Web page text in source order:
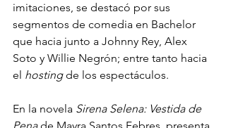
imitaciones, se destacó por sus
segmentos de comedia en Bachelor
que hacia junto a Johnny Rey, Alex
Soto y Willie Negrón; entre tanto hacia
el hosting de los espectáculos.
En la novela Sirena Selena: Vestida de